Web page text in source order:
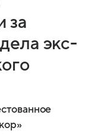
за
экс-